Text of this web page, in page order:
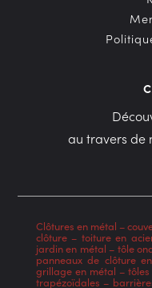
au travers de
Clôtures en métal–
clôture– toiture en
jardin en métal – tôle
panneaux de clôture
grillage en métal –
trapézoïdales –